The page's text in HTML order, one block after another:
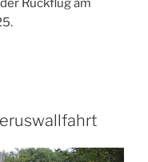
Rückflug am